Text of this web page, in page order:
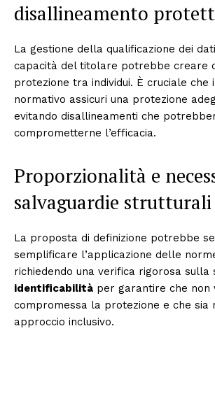
disallineamento
La gestione della qualificazione dei
capacità del titolare potrebbe creare
protezione tra individui. È cruciale che
normativo assicuri una protezione
evitando disallineamenti che
comprometterne l’efficacia.
Proporzionalità e
salvaguardie strutturali
La proposta di definizione potrebbe
semplificare l’applicazione delle
richiedendo una verifica rigorosa sulla
identificabilità per garantire che non
compromessa la protezione e che sia
approccio inclusivo.